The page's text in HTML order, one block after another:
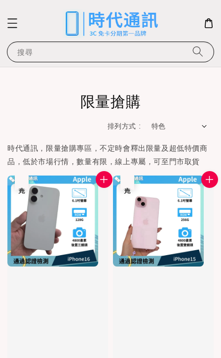
搜尋
限量搶購
排列方式 :
時代通訊，限量搶購專區，不定時會釋出限量及超低特價商
品，低於市場行情，數量有限，線上專屬，可至門市取貨